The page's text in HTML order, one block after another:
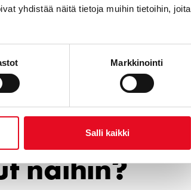
yhdistää näitä tietoja muihin tietoihin, joita
Markkinointi
Salli kaikki
näihin?